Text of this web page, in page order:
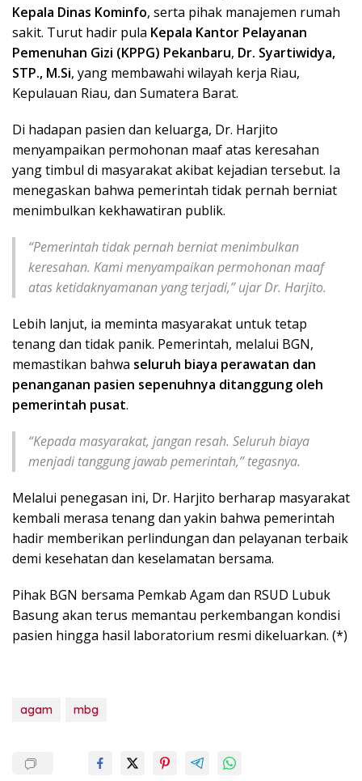
Kepala Dinas Kominfo, serta pihak manajemen rumah
sakit. Turut hadir pula Kepala Kantor Pelayanan
Pemenuhan Gizi (KPPG) Pekanbaru, Dr. Syartiwidya,
STP., M.Si, yang membawahi wilayah kerja Riau,
Kepulauan Riau, dan Sumatera Barat.
Di hadapan pasien dan keluarga, Dr. Harjito
menyampaikan permohonan maaf atas keresahan
yang timbul di masyarakat akibat kejadian tersebut. Ia
menegaskan bahwa pemerintah tidak pernah berniat
menimbulkan kekhawatiran publik.
“Pemerintah tidak pernah berniat menimbulkan
keresahan. Kami menyampaikan permohonan maaf
atas ketidaknyamanan yang terjadi,” ujar Dr. Harjito.
Lebih lanjut, ia meminta masyarakat untuk tetap
tenang dan tidak panik. Pemerintah, melalui BGN,
memastikan bahwa seluruh biaya perawatan dan
penanganan pasien sepenuhnya ditanggung oleh
pemerintah pusat.
“Kepada masyarakat, jangan resah. Seluruh biaya
menjadi tanggung jawab pemerintah,” tegasnya.
Melalui penegasan ini, Dr. Harjito berharap masyarakat
kembali merasa tenang dan yakin bahwa pemerintah
hadir memberikan perlindungan dan pelayanan terbaik
demi kesehatan dan keselamatan bersama.
Pihak BGN bersama Pemkab Agam dan RSUD Lubuk
Basung akan terus memantau perkembangan kondisi
pasien hingga hasil laboratorium resmi dikeluarkan. (*)
agam mbg